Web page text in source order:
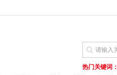
热门关键词：